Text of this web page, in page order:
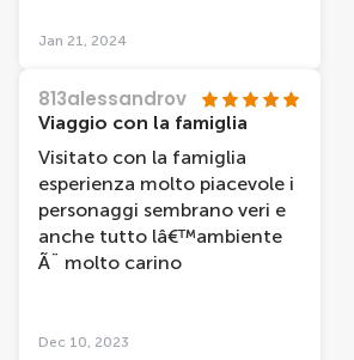
pieno centro quindi ottimo
dintorni.
Jan 21, 2024
813alessandrov
Viaggio con la famiglia
Visitato con la famiglia
esperienza molto piacevole i
personaggi sembrano veri e
anche tutto lâ€™ambiente
Ã¨ molto carino
Dec 10, 2023